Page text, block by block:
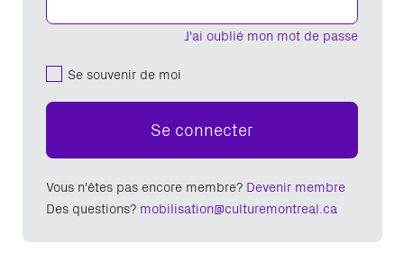
J'ai oublié mon mot de passe
Se souvenir de moi
Se connecter
Vous n'êtes pas encore membre? Devenir membre
Des questions? mobilisation@culturemontreal.ca